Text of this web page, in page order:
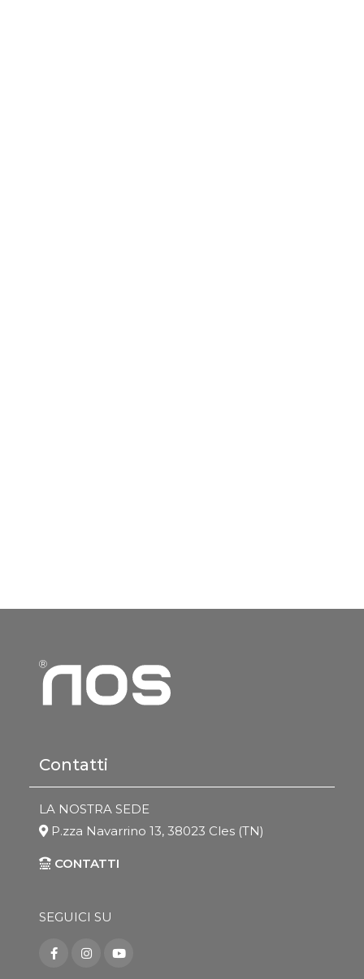
Contatti
LA NOSTRA SEDE
P.zza Navarrino 13, 38023 Cles (TN)
CONTATTI
SEGUICI SU